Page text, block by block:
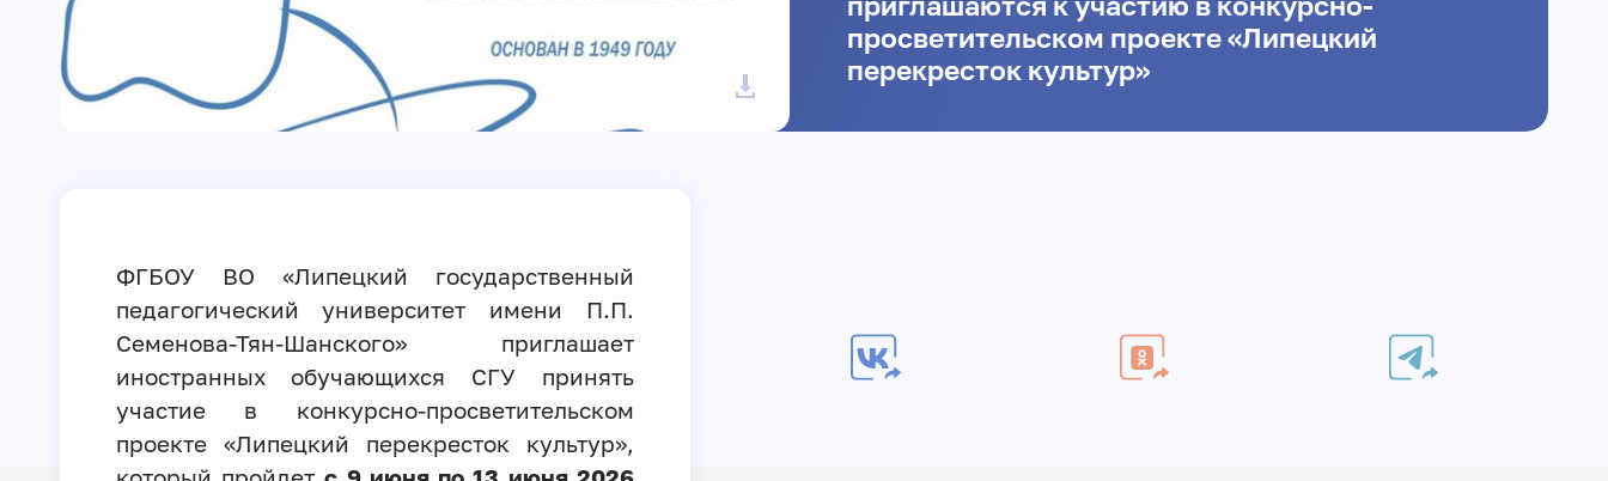
просветительском проекте «Липецкий
перекресток культур»
ФГБОУ ВО «Липецкий государственный
педагогический университет имени П.П.
Семенова-Тян-Шанского» приглашает
иностранных обучающихся СГУ принять
участие в конкурсно-просветительском
проекте «Липецкий перекресток культур»,